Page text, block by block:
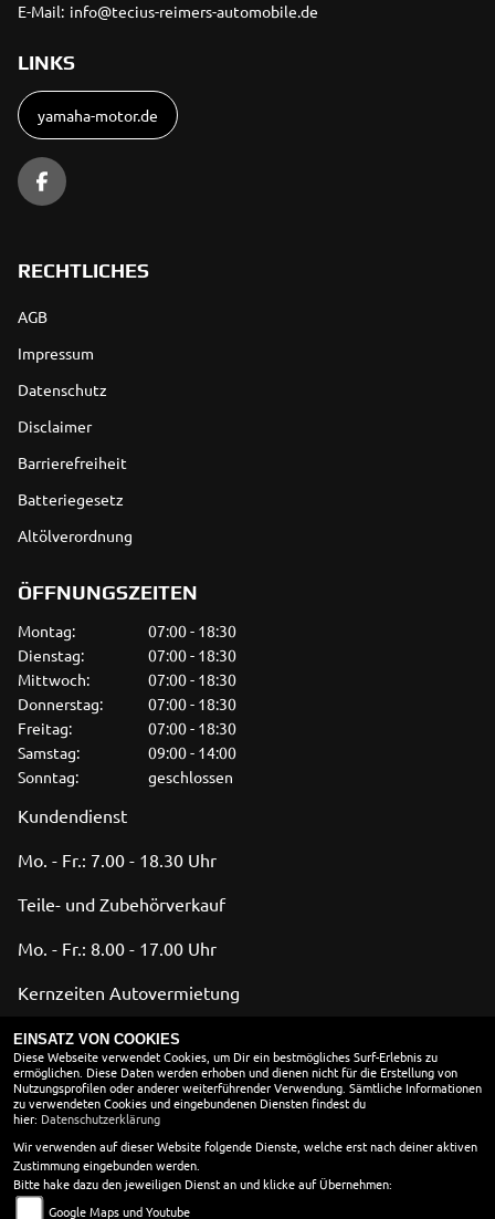
E-Mail: info@tecius-reimers-automobile.de
LINKS
yamaha-motor.de
RECHTLICHES
AGB
Impressum
Datenschutz
Disclaimer
Barrierefreiheit
Batteriegesetz
Altölverordnung
ÖFFNUNGSZEITEN
Montag:
07:00 - 18:30
Dienstag:
07:00 - 18:30
Mittwoch:
07:00 - 18:30
Donnerstag:
07:00 - 18:30
Freitag:
07:00 - 18:30
Samstag:
09:00 - 14:00
Sonntag:
geschlossen
Kundendienst
Mo. - Fr.: 7.00 - 18.30 Uhr
Teile- und Zubehörverkauf
Mo. - Fr.: 8.00 - 17.00 Uhr
Kernzeiten Autovermietung
Mo. - Fr.: 8.00 - 17.00 Uhr
Sa.: 9.00 - 12.00 Uhr
Sonst nach Vereinbarung.
Unsere HU Termine ( TÜV )
Montag: 9:30 - 11:00 Uhr
Dienstag: 9:30 - 11:00 Uhr
Mittwoch: 9:30 - 11:00 Uhr
EINSATZ VON COOKIES
Diese Webseite verwendet Cookies, um Dir ein bestmögliches Surf-Erlebnis zu
ermöglichen. Diese Daten werden erhoben und dienen nicht für die Erstellung von
Nutzungsprofilen oder anderer weiterführender Verwendung. Sämtliche Informationen
zu verwendeten Cookies und eingebundenen Diensten findest du
hier: Datenschutzerklärung
Wir verwenden auf dieser Website folgende Dienste, welche erst nach deiner aktiven
Zustimmung eingebunden werden.
Bitte hake dazu den jeweiligen Dienst an und klicke auf Übernehmen:
Google Maps und Youtube